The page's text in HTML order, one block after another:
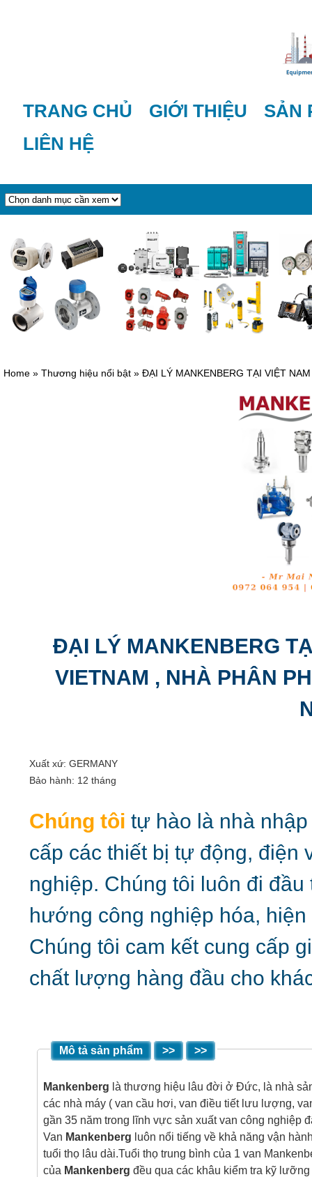
TRANG CHỦ GIỚI THIỆU
SẢN
LIÊN HỆ
Home» Thương hiệu nổi bật» ĐẠI LÝ MANKENBERG TẠI VIỆT
ĐẠI LÝ MANKENBERG
VIETNAM , NHÀ PHÂN
Xuất xứ: GERMANY
Bảo hành: 12 tháng
Chúng tôi tự hào là nhà
cấp các thiết bị tự động, điện
nghiệp. Chúng tôi luôn đi
hướng công nghiệp hóa,
Chúng tôi cam kết cung cấp
chất lượng hàng đầu cho
Mô tả sản phẩm >> >>
Mankenberg là thương hiệu lâu đời ở Đức, là nhà
các nhà máy ( van cầu hơi, van điều tiết lưu lượng,
gần 35 năm trong lĩnh vực sản xuất van công nghiệp
Van Mankenberg luôn nổi tiếng về khả năng vận
tuổi thọ lâu dài.Tuổi thọ trung bình của 1 van
của Mankenberg đều qua các khâu kiểm tra kỹ